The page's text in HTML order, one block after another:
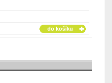
do košíku